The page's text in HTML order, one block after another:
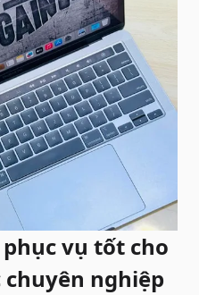
vụ tốt cho
nghiệp